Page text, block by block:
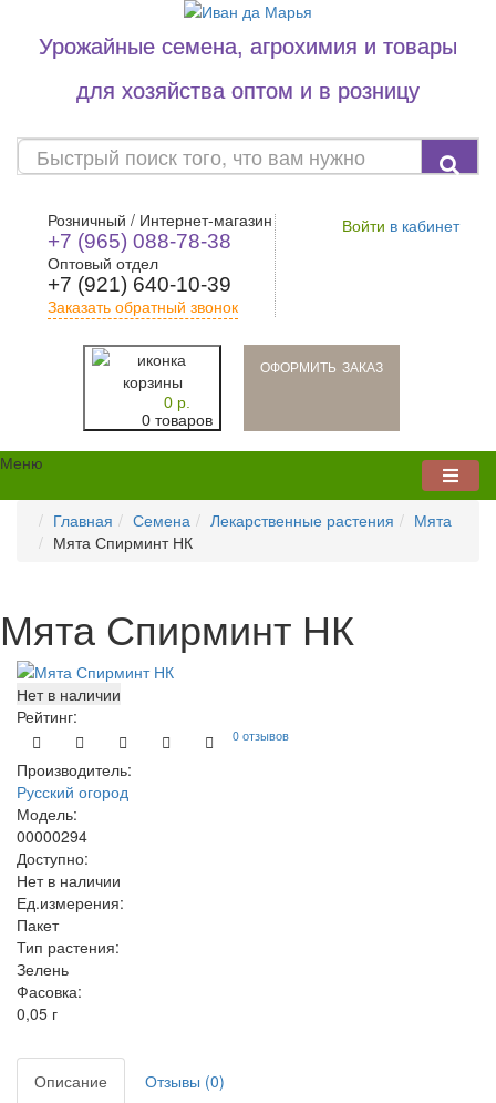
Урожайные семена, агрохимия и товары
для хозяйства оптом и в розницу
Розничный / Интернет-магазин
+7 (965) 088-78-38
Оптовый отдел
+7 (921) 640-10-39
Заказать обратный звонок
Войти в кабинет
oформить заказ
0 р.
0 товаров
Меню
Главная Семена Лекарственные растения
Мята
Мята Спирминт НК
Мята Спирминт НК
Нет в наличии
Рейтинг:
0 отзывов
Производитель:
Русский огород
Модель:
00000294
Доступно:
Нет в наличии
Ед.измерения:
Пакет
Тип растения:
Зелень
Фасовка:
0,05 г
Описание
Отзывы (0)